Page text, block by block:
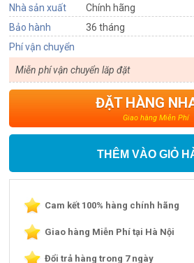
Nhà sản xuất
Chính hãng
Bảo hành
36 tháng
Phí vận chuyển
Miễn phí vận chuyển lăp đặt
ĐẶT HÀNG
Giao hàng Miễn Phí
THÊM VÀO GIỎ
Cam kết 100% hàng chính hãng
Giao hàng Miễn Phí tại Hà Nội
Đổi trả hàng trong 7 ngày